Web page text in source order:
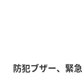
防犯ブザー、緊